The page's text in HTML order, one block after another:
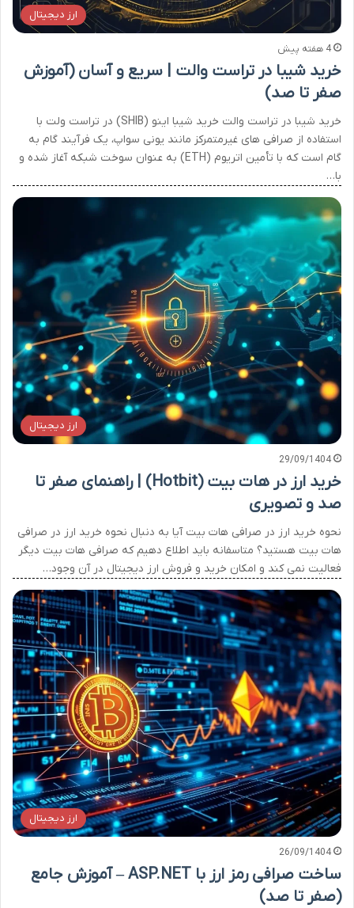
ارز دیجیتال
4 هفته پیش
خرید شیبا در تراست والت | سریع و آسان (آموزش
صفر تا صد)
خرید شیبا در تراست والت خرید شیبا اینو (SHIB) در تراست ولت با
استفاده از صرافی های غیرمتمرکز مانند یونی سواپ، یک فرآیند گام به
گام است که با تأمین اتریوم (ETH) به عنوان سوخت شبکه آغاز شده و
با…
ارز دیجیتال
29/09/1404
خرید ارز در هات بیت (Hotbit) | راهنمای صفر تا
صد و تصویری
نحوه خرید ارز در صرافی هات بیت آیا به دنبال نحوه خرید ارز در صرافی
هات بیت هستید؟ متاسفانه باید اطلاع دهیم که صرافی هات بیت دیگر
فعالیت نمی کند و امکان خرید و فروش ارز دیجیتال در آن وجود…
ارز دیجیتال
26/09/1404
ساخت صرافی رمز ارز با ASP.NET – آموزش جامع
(صفر تا صد)